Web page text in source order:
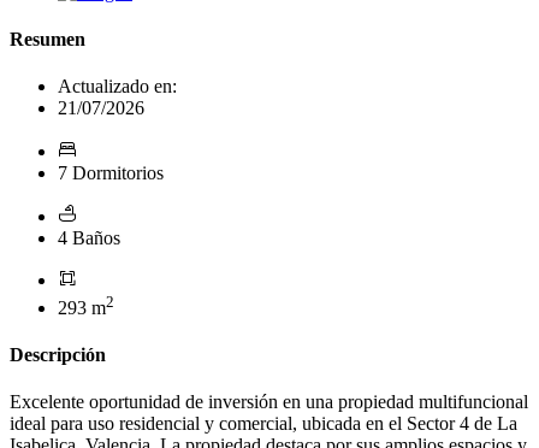
Resumen
Actualizado en:
21/07/2026
7 Dormitorios
4 Baños
293 m2
Descripción
Excelente oportunidad de inversión en una propiedad multifuncional
ideal para uso residencial y comercial, ubicada en el Sector 4 de La